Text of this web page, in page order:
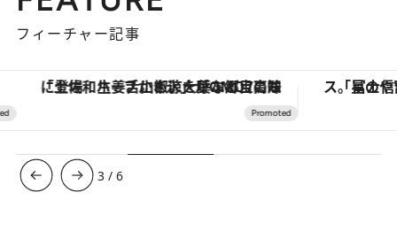
フィーチャー記事
「土佐和ハーブかき氷」がOMO7高知に登場！生姜、山椒、大葉など目にも舌にも涼を呼ぶ郷土の味
3 /6